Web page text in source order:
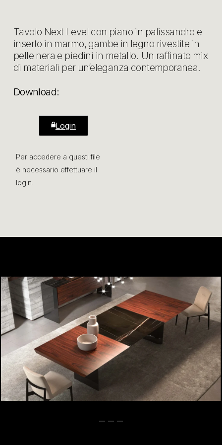
Download:
Login
Per accedere a questi file
è necessario effettuare il
login.
Tavolo Next Level con piano in palissandro e
inserto in marmo, gambe in legno rivestite in
pelle nera e piedini in metallo. Un raffinato mix
di materiali per un’eleganza contemporanea.